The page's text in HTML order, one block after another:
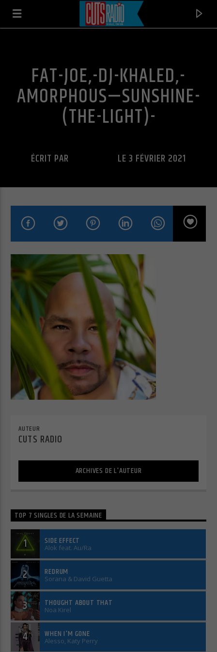
KELLY ROWLAND
Cuts Radio
Cuts Hip Hop R&B
Cuts Latino
Cuts Electro
FAT-JOE,-DJ-KHALED,-
AMORPHOUS—SUNSHINE-
(THE-LIGHT)-
ÉCRIT PAR LE 3 FÉVRIER 2021
AUTEUR
CUTS RADIO
ARCHIVES DE L'AUTEUR
TOP 7 SINGLES DE LA SEMAINE
1 SIDE EFFECT
Alok feat. Au/Ra
2 REDRUM
Sorana & David Guetta
3 THOUGHT ABOUT THAT
Noa Kirel
4 WHEN I'M GONE
Alesso, Katy Perry